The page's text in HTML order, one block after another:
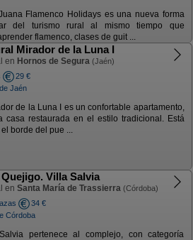
Flamenco Holidays es una nueva forma
del turismo rural al mismo tiempo que
flamenco, clases de guit ...
Mirador de la Luna I
en Hornos de Segura (Jaén)
29 €
Jaén
de la Luna I es un confortable apartamento,
casa restaurada en el estilo tradicional. Está
borde del pue ...
Villa Salvia
en Santa María de Trassierra (Córdoba)
34 €
Córdoba
pertenece al complejo, con categoría